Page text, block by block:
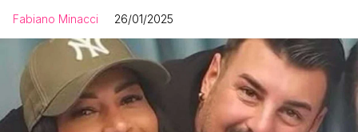
Fabiano Minacci 26/01/2025